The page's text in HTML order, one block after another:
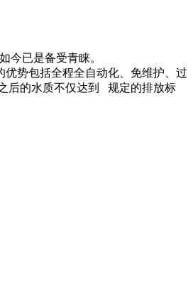
今已是备受青睐。
势包括全程全自动化、免维护、过
后的水质不仅达到 规定的排放标